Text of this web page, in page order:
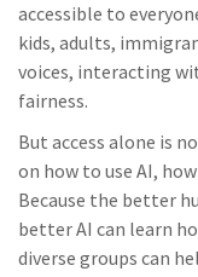
accessible to
kids, adults,
voices, interacting
fairness.
But access alone is
on how to use AI,
Because the better
better AI can learn
diverse groups can